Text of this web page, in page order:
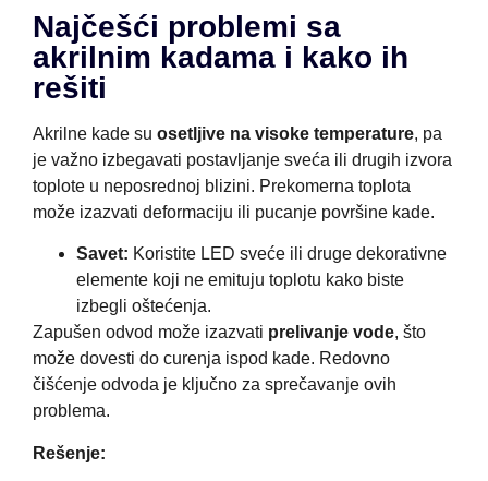
Najčešći problemi sa
akrilnim kadama i kako ih
rešiti
Akrilne kade su osetljive na visoke temperature, pa
je važno izbegavati postavljanje sveća ili drugih izvora
toplote u neposrednoj blizini. Prekomerna toplota
može izazvati deformaciju ili pucanje površine kade.
Savet: Koristite LED sveće ili druge dekorativne
elemente koji ne emituju toplotu kako biste
izbegli oštećenja.
Zapušen odvod može izazvati prelivanje vode, što
može dovesti do curenja ispod kade. Redovno
čišćenje odvoda je ključno za sprečavanje ovih
problema.
Rešenje: